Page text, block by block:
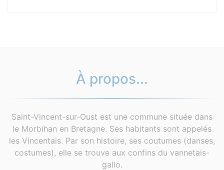
À propos...
Saint-Vincent-sur-Oust est une commune située dans
le Morbihan en Bretagne. Ses habitants sont appelés
les Vincentais. Par son histoire, ses coutumes (danses,
costumes), elle se trouve aux confins du vannetais-
gallo.